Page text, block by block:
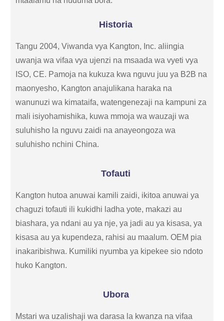
Historia
Tangu 2004, Viwanda vya Kangton, Inc. aliingia
uwanja wa vifaa vya ujenzi na msaada wa vyeti vya
ISO, CE. Pamoja na kukuza kwa nguvu juu ya B2B na
maonyesho, Kangton anajulikana haraka na
wanunuzi wa kimataifa, watengenezaji na kampuni za
mali isiyohamishika, kuwa mmoja wa wauzaji wa
suluhisho la nguvu zaidi na anayeongoza wa
suluhisho nchini China.
Tofauti
Kangton hutoa anuwai kamili zaidi, ikitoa anuwai ya
chaguzi tofauti ili kukidhi ladha yote, makazi au
biashara, ya ndani au ya nje, ya jadi au ya kisasa, ya
kisasa au ya kupendeza, rahisi au maalum. OEM pia
inakaribishwa. Kumiliki nyumba ya kipekee sio ndoto
huko Kangton.
Ubora
Mstari wa uzalishaji wa darasa la kwanza na vifaa